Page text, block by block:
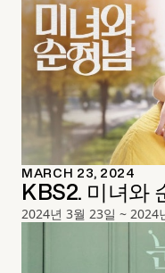
MARCH 23, 2024
KBS2. 미녀와
2024년 3월 23일 ~ 2024